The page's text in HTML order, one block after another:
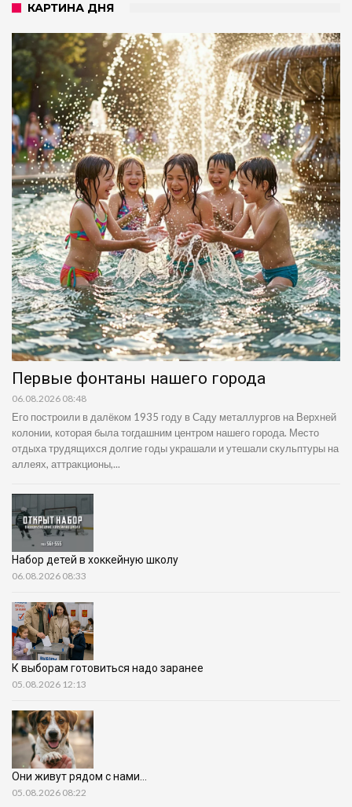
КАРТИНА ДНЯ
Первые фонтаны нашего города
06.08.2026 08:48
Его построили в далёком 1935 году в Саду металлургов на Верхней
колонии, которая была тогдашним центром нашего города. Место
отдыха трудящихся долгие годы украшали и утешали скульптуры на
аллеях, аттракционы,...
Набор детей в хоккейную школу
06.08.2026 08:33
К выборам готовиться надо заранее
05.08.2026 12:13
Они живут рядом с нами…
05.08.2026 08:22